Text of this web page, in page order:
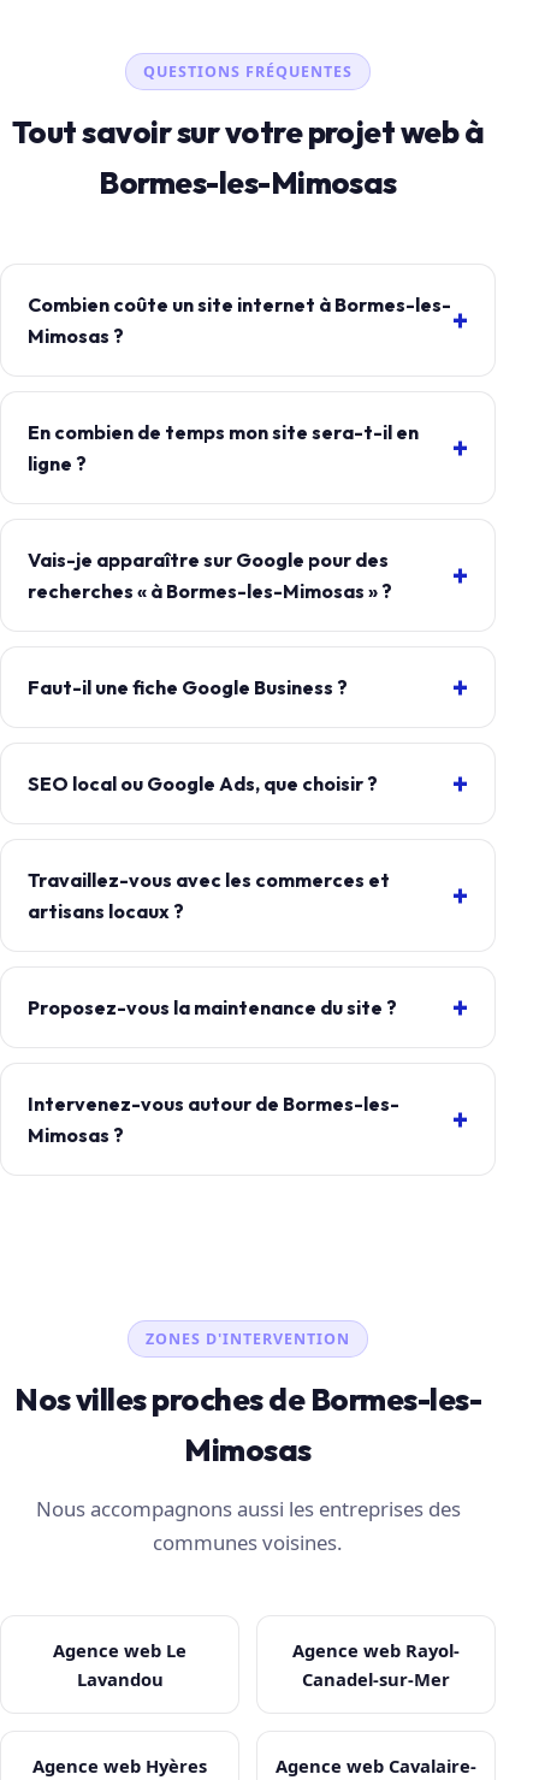
QUESTIONS FRÉQUENTES
Tout savoir sur votre projet web à
Bormes-les-Mimosas
Combien coûte un site internet à Bormes-les-
Mimosas ?
En combien de temps mon site sera-t-il en
ligne ?
Vais-je apparaître sur Google pour des
recherches « à Bormes-les-Mimosas » ?
Faut-il une fiche Google Business ?
SEO local ou Google Ads, que choisir ?
Travaillez-vous avec les commerces et
artisans locaux ?
Proposez-vous la maintenance du site ?
Intervenez-vous autour de Bormes-les-
Mimosas ?
ZONES D'INTERVENTION
Nos villes proches de Bormes-les-
Mimosas
Nous accompagnons aussi les entreprises des
communes voisines.
Agence web Le
Lavandou
Agence web Rayol-
Canadel-sur-Mer
Agence web Hyères
Agence web Cavalaire-